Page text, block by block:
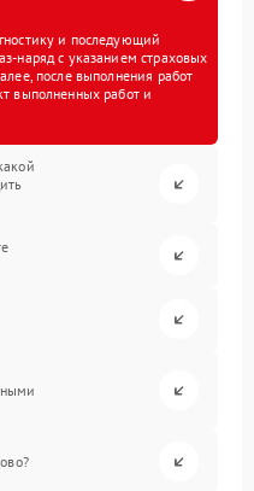
и последующий
наряд с указанием страховых
после выполнения работ
выполненных работ и